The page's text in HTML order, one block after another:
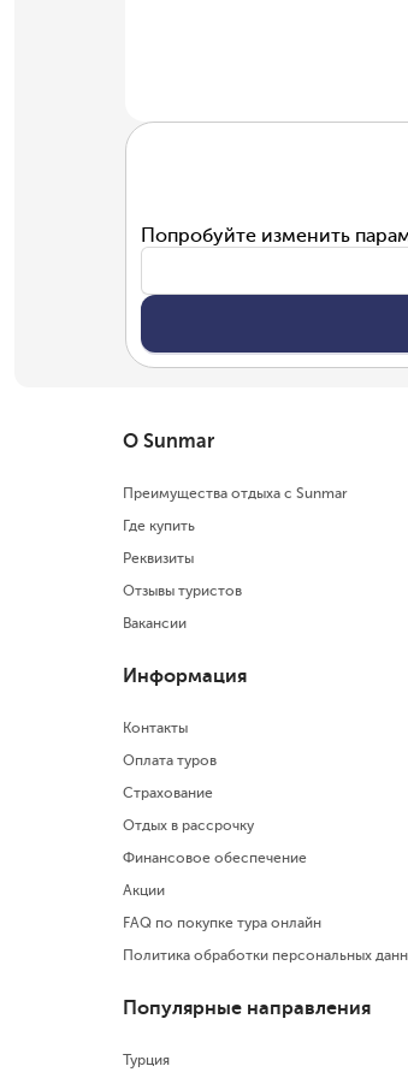
Попробуйте изменить
О Sunmar
Преимущества отдыха с Sunmar
Где купить
Реквизиты
Отзывы туристов
Вакансии
Информация
Контакты
Оплата туров
Страхование
Отдых в рассрочку
Финансовое обеспечение
Акции
FAQ по покупке тура онлайн
Политика обработки персональных
Популярные направления
Турция